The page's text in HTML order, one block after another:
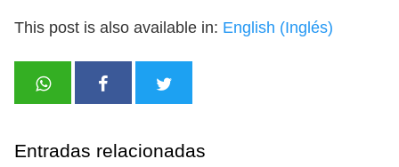
This post is also available in: English (Inglés)
Entradas relacionadas